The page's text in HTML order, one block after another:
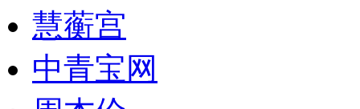
慧蘅宫
中青宝网